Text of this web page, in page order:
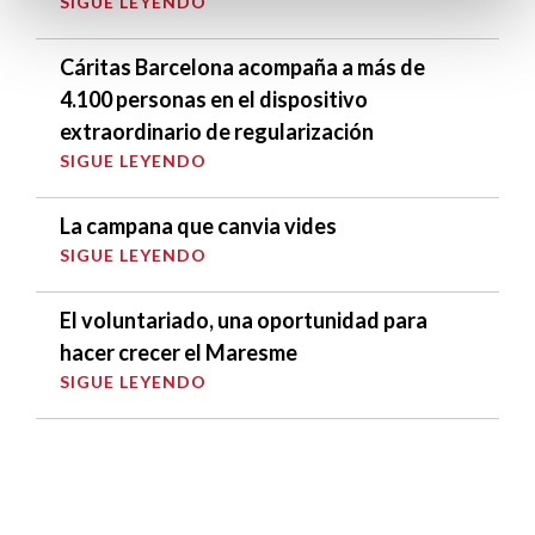
Cáritas Barcelona acompaña a más de
4.100 personas en el dispositivo
extraordinario de regularización
SIGUE LEYENDO
La campana que canvia vides
SIGUE LEYENDO
El voluntariado, una oportunidad para
hacer crecer el Maresme
SIGUE LEYENDO